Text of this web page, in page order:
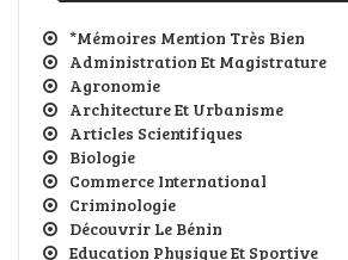
*Mémoires Mention Très Bien
Administration Et Magistrature
Agronomie
Architecture Et Urbanisme
Articles Scientifiques
Biologie
Commerce International
Criminologie
Découvrir Le Bénin
Education Physique Et Sportive